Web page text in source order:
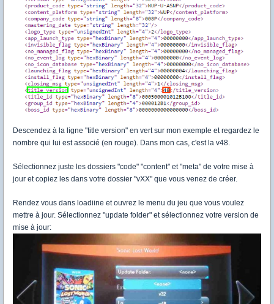
Descendez à la ligne "title version" en vert sur mon exemple et regardez le
nombre qui lui est associé (en rouge). Dans mon cas, c'est la v48.
Sélectionnez juste les dossiers "code" "content" et "meta" de votre mise à
jour et copiez les dans votre dossier "vXX" que vous venez de créer.
Rendez vous dans loadiine et ouvrez le menu du jeu que vous voulez
mettre à jour. Sélectionnez "update folder" et sélectionnez votre version de
mise à jour: